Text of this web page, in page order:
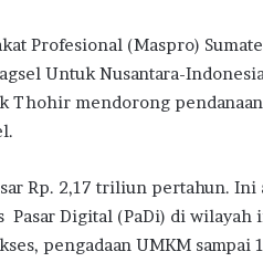
Profesional (Maspro)
Untuk Nusantara-
Thohir mendorong pendanaan
Rp. 2,17 triliun pertahun. Ini
Digital (PaDi) di wilayah
pengadaan UMKM